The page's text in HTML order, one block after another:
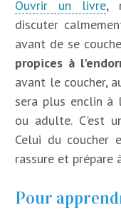
Ouvrir un livre,
discuter
avant de se
propices à
avant le coucher,
sera plus enclin à
ou adulte. C'est
Celui du coucher
rassure et prépare
Pour